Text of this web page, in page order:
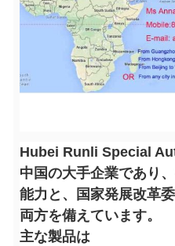
Hubei Runli Special
中国の大手企業であり
能力と、国家発展改革
両方を備えています。
主な製品は